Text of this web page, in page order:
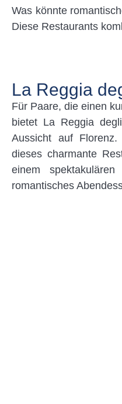
Was könnte
Diese Restaurants
La Reggia
Für Paare, die einen
bietet La Reggia
Aussicht auf
dieses charmante
einem
romantisches